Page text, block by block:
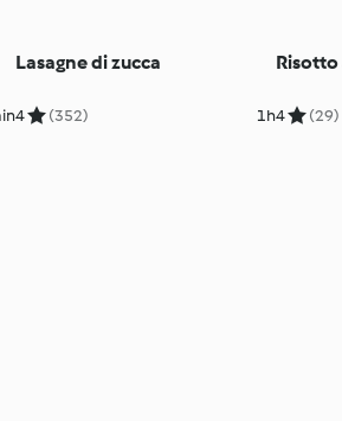
Lasagne di zucca
4 (352) 1h4 (29)